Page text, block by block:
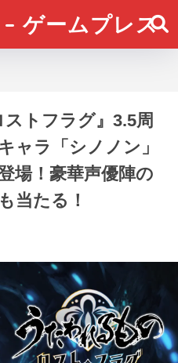
ゲームプレス
ストフラグ』3.5周
ャラ「シノノン」
場！豪華声優陣の
当たる！